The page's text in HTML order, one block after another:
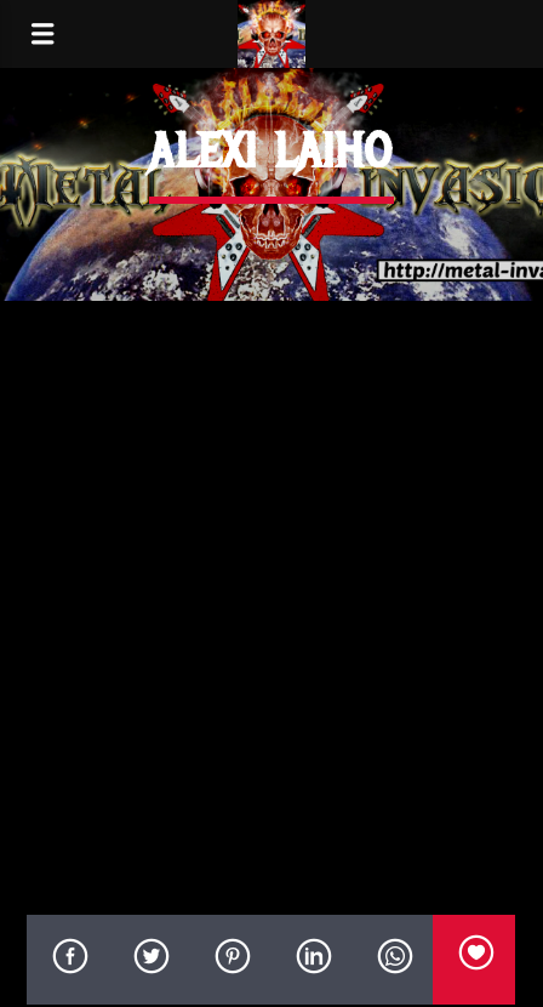
ALEXI LAIHO